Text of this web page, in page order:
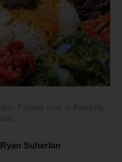
Ryan Suherlan